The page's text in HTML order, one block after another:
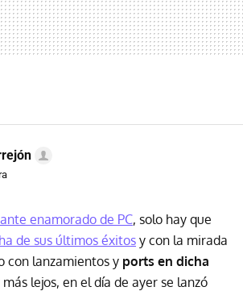
enamorado de PC, solo hay que
de sus últimos éxitos y con la mirada
con lanzamientos y ports en dicha
más lejos, en el día de ayer se lanzó